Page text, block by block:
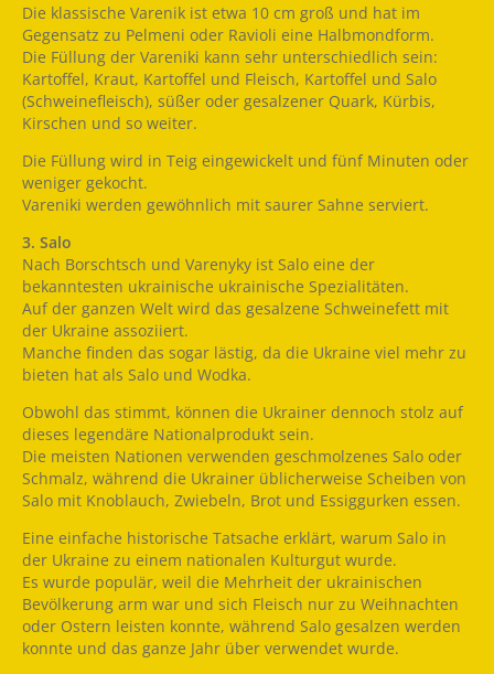
Die klassische Varenik ist etwa 10 cm groß und hat im
Gegensatz zu Pelmeni oder Ravioli eine Halbmondform.
Die Füllung der Vareniki kann sehr unterschiedlich sein:
Kartoffel, Kraut, Kartoffel und Fleisch, Kartoffel und Salo
(Schweinefleisch), süßer oder gesalzener Quark, Kürbis,
Kirschen und so weiter.
Die Füllung wird in Teig eingewickelt und fünf Minuten oder
weniger gekocht.
Vareniki werden gewöhnlich mit saurer Sahne serviert.
3. Salo
Nach Borschtsch und Varenyky ist Salo eine der
bekanntesten ukrainische ukrainische Spezialitäten.
Auf der ganzen Welt wird das gesalzene Schweinefett mit
der Ukraine assoziiert.
Manche finden das sogar lästig, da die Ukraine viel mehr zu
bieten hat als Salo und Wodka.
Obwohl das stimmt, können die Ukrainer dennoch stolz auf
dieses legendäre Nationalprodukt sein.
Die meisten Nationen verwenden geschmolzenes Salo oder
Schmalz, während die Ukrainer üblicherweise Scheiben von
Salo mit Knoblauch, Zwiebeln, Brot und Essiggurken essen.
Eine einfache historische Tatsache erklärt, warum Salo in
der Ukraine zu einem nationalen Kulturgut wurde.
Es wurde populär, weil die Mehrheit der ukrainischen
Bevölkerung arm war und sich Fleisch nur zu Weihnachten
oder Ostern leisten konnte, während Salo gesalzen werden
konnte und das ganze Jahr über verwendet wurde.